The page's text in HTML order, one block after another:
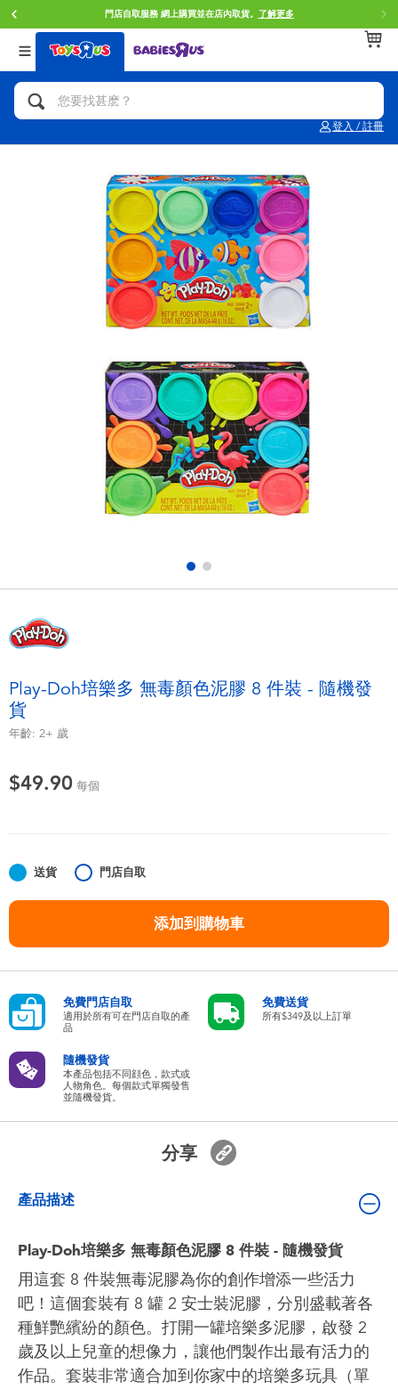
門店自取服務 網上購買並在店內取貨。 了解更多
登入 / 註冊
返回
分類目錄
人氣英雄,角色扮演,射擊玩具
拼砌組合及樂高LEGO
玩具車,貨車,火車及遙控系列
手工藝,文具,蠟筆,泥膠,畫板
娃娃, 芭比,收藏公仔
電子玩具
遊戲及拼圖系列
益智學習玩具
任天堂 Switch
人氣角色
生活精品
返回
品牌
Brunch Brother 早午餐兄弟
Spider-Man蜘蛛俠
Mini Brands
Play-Doh培樂多
playpop
LEGO樂高
LeapFrog跳跳蛙
返回
年齢
0~2歳
8~11歳
12~14歳
Play-Doh培樂多 無毒顏色泥膠 8 件裝 - 隨機發
貨
年齡: 2+ 歲
$49.90 每個
送貨 門店自取
添加到購物車
免費門店自取
適用於所有可在門店自取的產
品
免費送貨
所有$349及以上訂單
隨機發貨
本產品包括不同顔色，款式或
人物角色。每個款式單獨發售
並隨機發貨。
分享
產品描述
Play-Doh培樂多 無毒顏色泥膠 8 件裝 - 隨機發貨
用這套 8 件裝無毒泥膠為你的創作增添一些活力
吧！這個套裝有 8 罐 2 安士裝泥膠，分別盛載著各
種鮮艷繽紛的顏色。打開一罐培樂多泥膠，啟發 2
歲及以上兒童的想像力，讓他們製作出最有活力的
作品。套裝非常適合加到你家中的培樂多玩具（單